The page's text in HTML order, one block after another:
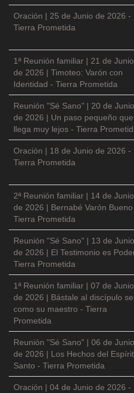
Oración | 25 de Junio de 2026 -
Tierra Prometida
1ª Reunión familiar | 21 de Junio
de 2026 | Timoteo: Varón con
Identidad - Tierra Prometida
Reunión "Sé Sano" | 20 de Junio
de 2026 | Un paso pequeño que
llega muy lejos - Tierra
Oración | 18 de Junio de 2026 -
Tierra Prometida
2ª Reunión familiar | 14 de Junio
de 2026 | Bernabé Varón Bueno
Tierra Prometida
Reunión "Sé Sano" | 13 de Junio
de 2026 | El Testimonio es
Tierra Prometida
1ª Reunión familiar | 07 de Junio
de 2026 | Bástale al discípulo
como su maestro - Tierra
Prometida
Reunión "Sé Sano" | 06 de Junio
de 2026 | Los Hechos del
Santo - Tierra Prometida
Oración | 04 de Junio de 2026 -